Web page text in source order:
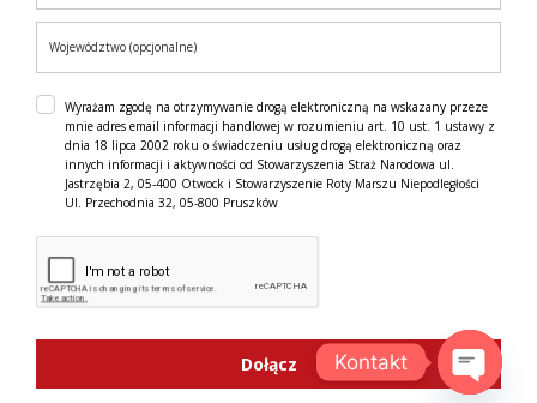
Wyrażam zgodę na otrzymywanie drogą elektroniczną na wskazany przeze
mnie adres email informacji handlowej w rozumieniu art. 10 ust. 1 ustawy z
dnia 18 lipca 2002 roku o świadczeniu usług drogą elektroniczną oraz
innych informacji i aktywności od Stowarzyszenia Straż Narodowa ul.
Jastrzębia 2, 05-400 Otwock i Stowarzyszenie Roty Marszu Niepodległości
Ul. Przechodnia 32, 05-800 Pruszków
Dołącz Kontakt